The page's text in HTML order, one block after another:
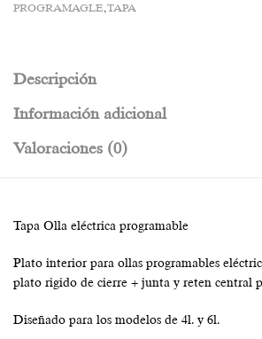
PROGRAMAGLE,TAPA
Descripción
Información adicional
Valoraciones (0)
Tapa Olla eléctrica programable
Plato interior para ollas programables
plato rigido de cierre + junta y reten central
Diseñado para los modelos de 4l. y 6l.